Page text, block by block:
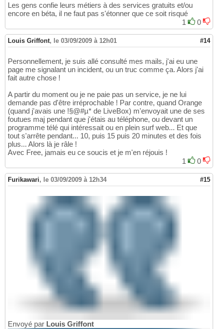
Les gens confie leurs métiers à des services gratuits et/ou
encore en béta, il ne faut pas s'étonner que ce soit risqué
1
0
Louis Griffont, le 03/09/2009 à 12h01 #14
Personnellement, je suis allé consulté mes mails, j'ai eu une
page me signalant un incident, ou un truc comme ça. Alors j'ai
fait autre chose !
A partir du moment ou je ne paie pas un service, je ne lui
demande pas d'être irréprochable ! Par contre, quand Orange
(quand j'avais une !§@#µ* de LiveBox) m'envoyait une de ses
foutues maj pendant que j'étais au téléphone, ou devant un
programme télé qui intéressait ou en plein surf web... Et que
tout s'arrête pendant... 10, puis 15 puis 20 minutes et des fois
plus... Alors là je râle !
Avec Free, jamais eu ce soucis et je m'en réjouis !
1
0
Furikawari, le 03/09/2009 à 12h34 #15
Envoyé par Louis Griffont